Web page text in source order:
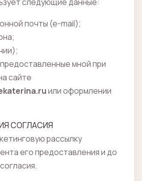
почты (e-mail);
мной при
сайте
или оформлении
СОГЛАСИЯ
рассылку
его предоставления и до